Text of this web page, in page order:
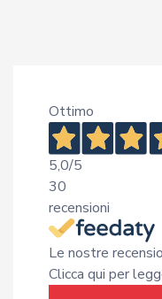
Ottimo
5,0/5
30
recensioni
Le nostre
Clicca qui per